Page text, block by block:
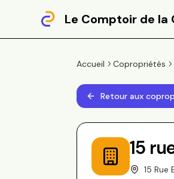
Le Comptoir de la
Accueil Copropriétés
Retour aux
15
15